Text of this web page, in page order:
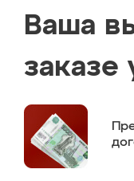
Ваша
заказе